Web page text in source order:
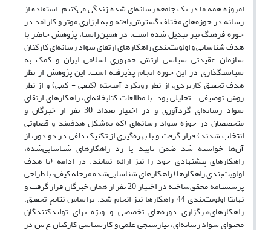
امروزه همه ما در یک جامعه رسانه‌ای شده زندگی می‌کنیم. استفاده از
رسانه در حوزه‌های مختلف گسترش‌یافته و به ابزاری موثر و کارآمد در
حوزه فرهنگ نیز تبدیل شده است. در همین‌راستا، پژوهش حاضر با
هدف شناسایی و اولویت‌بندی راهکارهای ارتقای سواد رسانه‌ای کارکنان
سازمان عقیدتی سیاسی ارتش جمهوری اسلامی ایران و کمک به
سیاستگذاری در این حوزه انجام پذیرفته است. این پژوهش از نظر
هدف تحقیق کاربردی، از نظر رویکرد آمیخته (کیفی - کمی) و از نظر
روش توصیفی - تحلیلی بود. با مطالعات کتابخانه‌ای، راهکارهای ارتقای
سواد رسانه‌ای گرد‌آوری و در اختیار تعداد 30 نفر از خبرگان و
متخصصان در حوزه سواد رسانه‌ای (که به‌‌شکل هدفمند و قضاوتی
انتخاب شدند) قرار گرفت و با بهره‌گیری از تکنیک دلفی در دو دور، از
آن‌ها خواسته شد ضمن تایید یا رد راهکارهای شناسایی‌شده،
راهکارهای پیشنهادی خود را نیز ارائه نمایند. در ادامه (با هدف
اولویت‌بندی راهکارها) راهکارهای شناسایی‌شده مرحله کیفی، با طراحی
پرسشنامه محقق‌ساخته در اختیار 20 نفر از همان خبرگان قرار گرفت و
نهایتا اولویت‌بندی 44 راهکارها نیز انجام شد. براساس نتایج تحقیق،
راهکارهای«برگزاری دوره‌های تخصصی و ویژه برای تولیدکنندگان
محتوای سواد رسانه‌ای، نیازسنجی علمی و کارشناسی کارکنان ع س در